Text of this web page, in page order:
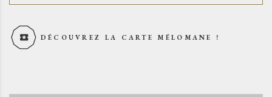
DÉCOUVREZ LA CARTE MÉLOMANE !